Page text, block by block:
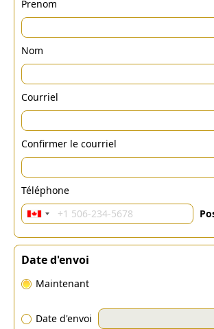
Prenom
Nom
Courriel
Confirmer le courriel
Téléphone
Date d'envoi
Maintenant
Date d'envoi